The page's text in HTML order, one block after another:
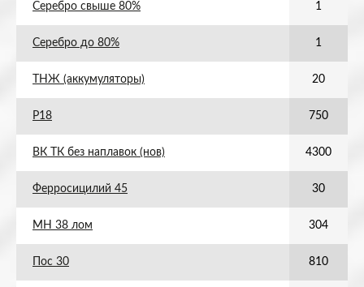
Серебро свыше 80% 1
Серебро до 80% 1
ТНЖ (аккумуляторы) 20
Р18 750
ВК ТК без наплавок (нов) 4300
Ферросицилий 45 30
МН 38 лом 304
Пос 30 810